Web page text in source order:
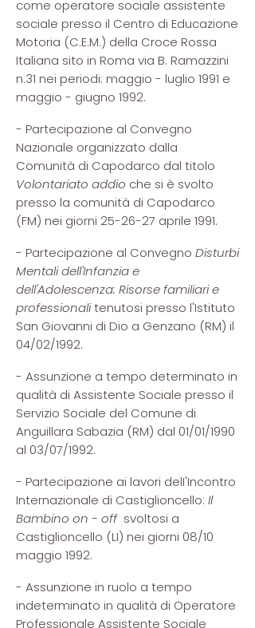
come operatore sociale assistente
sociale presso il Centro di Educazione
Motoria (C.E.M.) della Croce Rossa
Italiana sito in Roma via B. Ramazzini
n.31 nei periodi: maggio - luglio 1991 e
maggio - giugno 1992.
- Partecipazione al Convegno
Nazionale organizzato dalla
Comunità di Capodarco dal titolo
Volontariato addio che si è svolto
presso la comunità di Capodarco
(FM) nei giorni 25-26-27 aprile 1991.
- Partecipazione al Convegno Disturbi
Mentali dell'Infanzia e
dell'Adolescenza: Risorse familiari e
professionalitenutosi presso l'Istituto
San Giovanni di Dio a Genzano (RM) il
04/02/1992.
- Assunzione a tempo determinato in
qualità di Assistente Sociale presso il
Servizio Sociale del Comune di
Anguillara Sabazia (RM) dal 01/01/1990
al 03/07/1992.
- Partecipazione ai lavori delI'Incontro
Internazionale di Castiglioncello: Il
Bambino on - offsvoltosi a
Castiglioncello (LI) nei giorni 08/10
maggio 1992.
- Assunzione in ruolo a tempo
indeterminato in qualità di Operatore
Professionale Assistente Sociale